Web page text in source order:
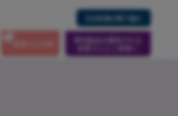
日本新薬の取り組み
弊社製品を服用される